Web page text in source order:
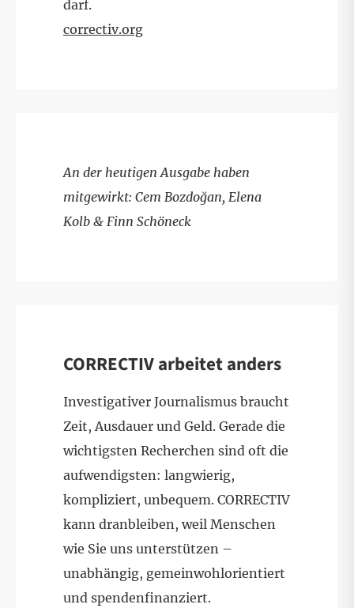
darf.
correctiv.org
An der heutigen Ausgabe haben
mitgewirkt: Cem Bozdoğan, Elena
Kolb & Finn Schöneck
CORRECTIV arbeitet anders
Investigativer Journalismus braucht
Zeit, Ausdauer und Geld. Gerade die
wichtigsten Recherchen sind oft die
aufwendigsten: langwierig,
kompliziert, unbequem. CORRECTIV
kann dranbleiben, weil Menschen
wie Sie uns unterstützen –
unabhängig, gemeinwohlorientiert
und spendenfinanziert.